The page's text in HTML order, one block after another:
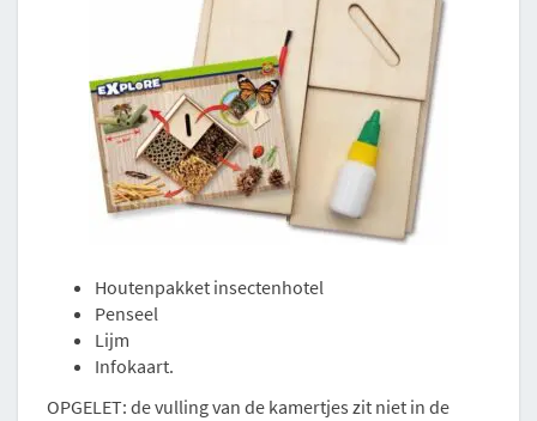
Houtenpakket insectenhotel
Penseel
Lijm
Infokaart.
OPGELET: de vulling van de kamertjes zit niet in de